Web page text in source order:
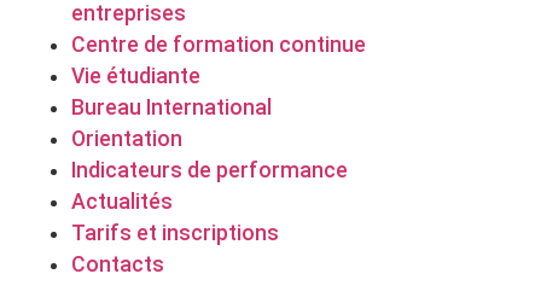
entreprises
Centre de formation continue
Vie étudiante
Bureau International
Orientation
Indicateurs de performance
Actualités
Tarifs et inscriptions
Contacts